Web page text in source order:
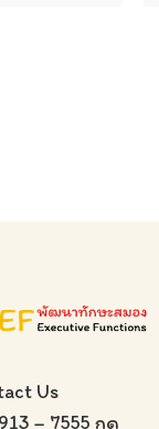
Us
– 7555 กด